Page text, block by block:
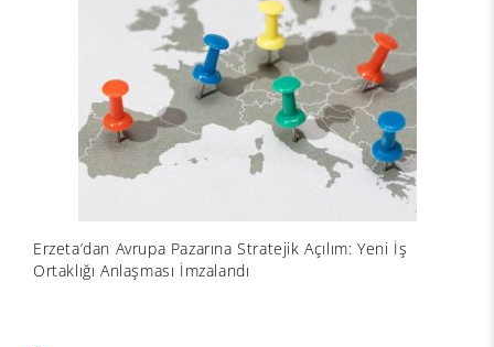
Erzeta’dan Avrupa Pazarına Stratejik Açılım: Yeni İş
Ortaklığı Anlaşması İmzalandı